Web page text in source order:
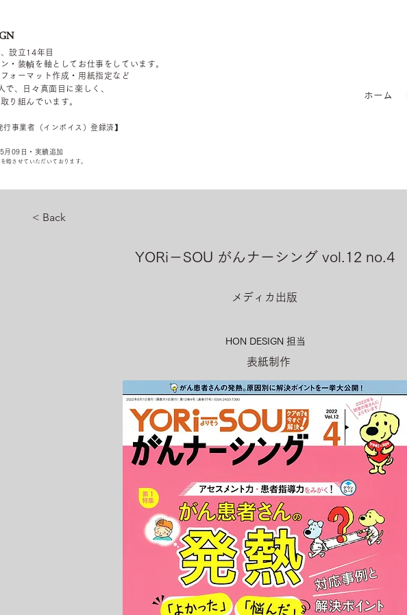
設立14年目
・装幀を軸としてお仕事をしています。
ォーマット作成・用紙指定など
人で、日々真面目に楽しく、
り組んでいます。
行事業者（インボイス）登録済】
月09 日・実績追加
略させていただいております。
ホーム
< Back
YORi－SOU がんナーシング vol.12 no.4
メディカ出版
HON DESIGN​ 担当
表紙制作